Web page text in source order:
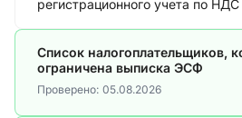
регистрационного учета по НДС
Список налогоплательщиков,
ограничена выписка ЭСФ
Проверено: 05.08.2026